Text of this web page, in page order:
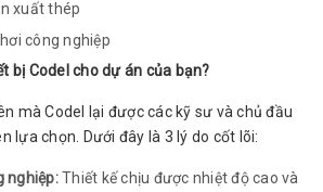
xuất thép
công nghiệp
bị Codel cho dự án của bạn?
mà Codel lại được các kỹ sư và chủ đầu
lựa chọn. Dưới đây là 3 lý do cốt lõi:
nghiệp:Thiết kế chịu được nhiệt độ cao và